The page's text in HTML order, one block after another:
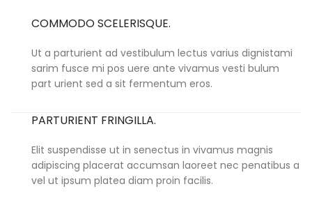
COMMODO SCELERISQUE.
Ut a parturient ad vestibulum lectus varius dignistami
sarim fusce mi pos uere ante vivamus vesti bulum
part urient sed a sit fermentum eros.
PARTURIENT FRINGILLA.
Elit suspendisse ut in senectus in vivamus magnis
adipiscing placerat accumsan laoreet nec penatibus a
vel ut ipsum platea diam proin facilis.